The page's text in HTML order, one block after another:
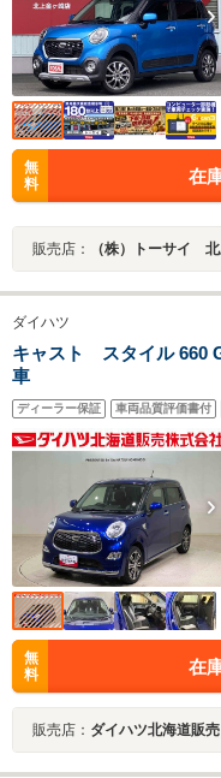
無
料
在
販売店： （株）トーサイ
ダイハツ
キャスト スタイル 660
車
ディーラー保証 車両品質評価書付
無
料
在
販売店： ダイハツ北海道販